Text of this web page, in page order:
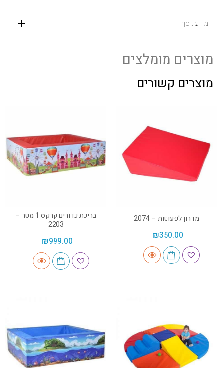
מידע נוסף
מוצרים מומלצים
מוצרים קשורים
מדרון לפעוטות – 2074
₪350.00
בריכת כדורים קרקס 1 מטר –
2203
₪999.00